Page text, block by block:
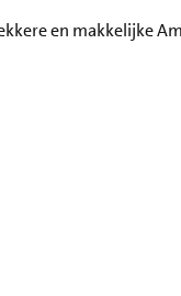
en makkelijke